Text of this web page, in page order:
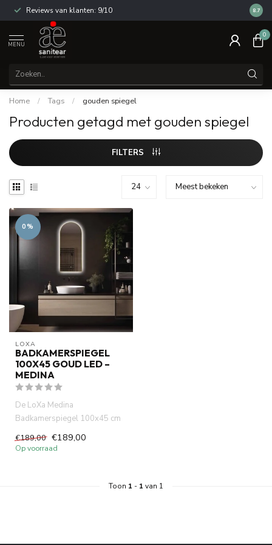
Reviews van klanten: 9/10 14
8.7
MENU
0
Home / Tags / gouden spiegel
Producten getagd met gouden spiegel
FILTERS
0%
LOXA
BADKAMERSPIEGEL
100X45 GOUD LED –
MEDINA
De LoXa Medina
Badkamerspiegel 100x45 cm
combineert een slank ontwerp
met slimme...
€189,00 €189,00
Op voorraad
Toon 1 - 1 van 1